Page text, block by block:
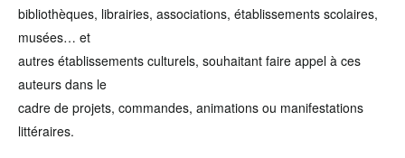
bibliothèques, librairies, associations, établissements scolaires,
musées… et
autres établissements culturels, souhaitant faire appel à ces
auteurs dans le
cadre de projets, commandes, animations ou manifestations
littéraires.